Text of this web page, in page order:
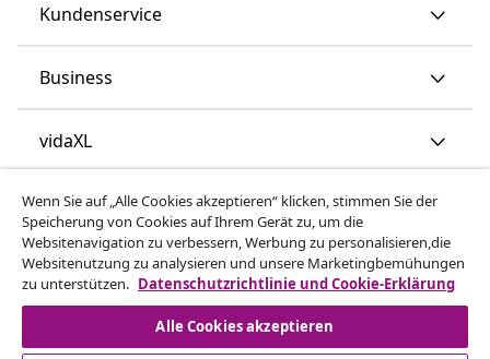
Kundenservice
Business
vidaXL
Mehr entdecken
Wenn Sie auf „Alle Cookies akzeptieren“ klicken, stimmen Sie der
Speicherung von Cookies auf Ihrem Gerät zu, um die
Websitenavigation zu verbessern, Werbung zu personalisieren,die
Websitenutzung zu analysieren und unsere Marketingbemühungen
zu unterstützen. Datenschutzrichtlinie und Cookie-Erklärung
Alle Cookies akzeptieren